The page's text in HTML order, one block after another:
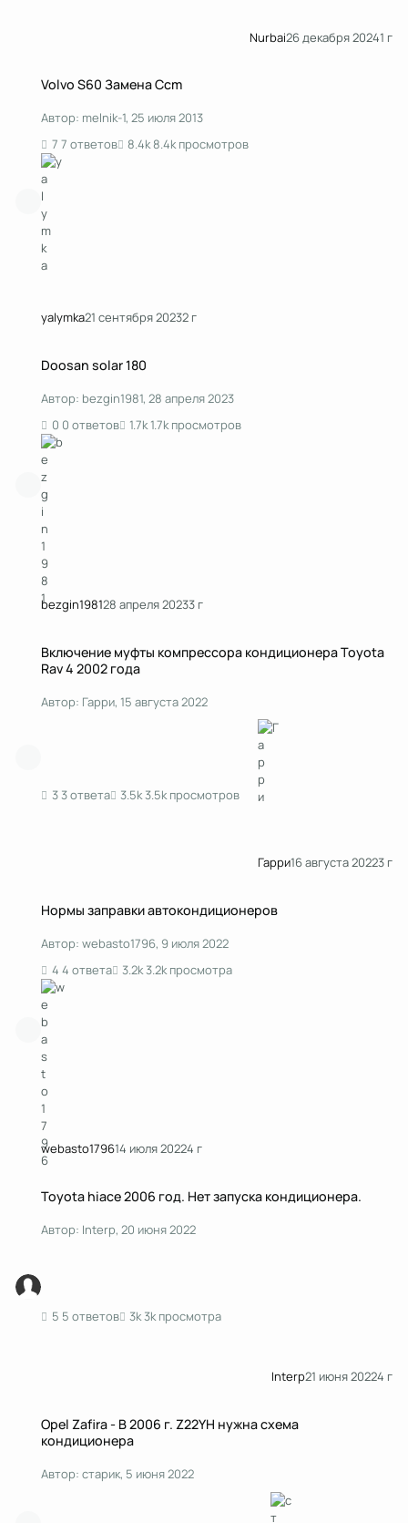
Nurbai26 декабря 20241 г
Volvo S60 Замена Ccm
Автор: melnik-1, 25 июля 2013
7 ответов
8.4k просмотров
yalymka21 сентября 20232 г
Doosan solar 180
Автор: bezgin1981, 28 апреля 2023
0 ответов
1.7k просмотров
bezgin198128 апреля 20233 г
Включение муфты компрессора кондиционера Toyota
Rav 4 2002 года
Автор: Гарри, 15 августа 2022
3 ответа 3.5k просмотров
Гарри16 августа 20223 г
Нормы заправки автокондиционеров
Автор: webasto1796, 9 июля 2022
4 ответа
3.2k просмотра
webasto179614 июля 20224 г
Toyota hiace 2006 год. Нет запуска кондиционера.
Автор: Interp, 20 июня 2022
5 ответов 3k просмотра
Interp21 июня 20224 г
Opel Zafira - B 2006 г. Z22YH нужна схема
кондиционера
Автор: старик, 5 июня 2022